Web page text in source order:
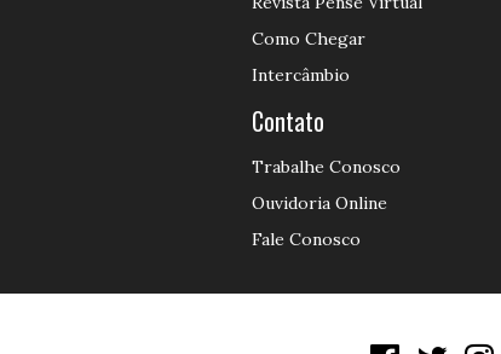
Como Chegar
Intercâmbio
Contato
Trabalhe Conosco
Ouvidoria Online
Fale Conosco